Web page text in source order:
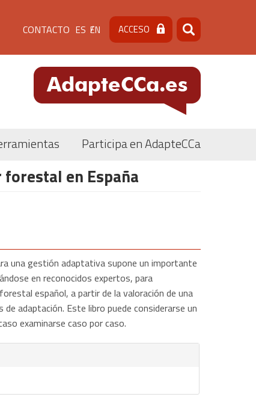
Menú
de
cabecera
[contacto]
CONTACTO ES EN ACCESO Buscar
Buscar
Participa en AdapteCCa
en España
una gestión adaptativa supone un importante
en reconocidos expertos, para
español, a partir de la valoración de una
adaptación. Este libro puede considerarse un
examinarse caso por caso.